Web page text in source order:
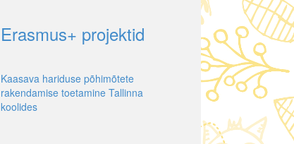
Erasmus+ projektid
Kaasava hariduse põhimõtete
rakendamise toetamine Tallinna
koolides